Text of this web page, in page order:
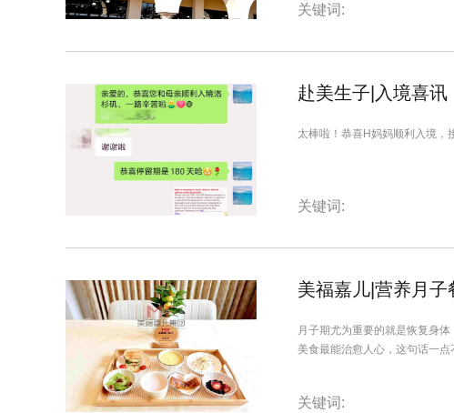
关键词:
赴美生子|入境喜讯
太棒啦！恭喜H妈妈顺利入境，
关键词:
美福嘉儿|营养月子
月子期尤为重要的就是恢复身
美食最能治愈人心，这句话一
关键词: